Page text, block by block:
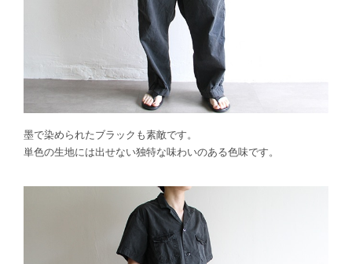
墨で染められたブラックも素敵です。
単色の生地には出せない独特な味わいのある色味です。